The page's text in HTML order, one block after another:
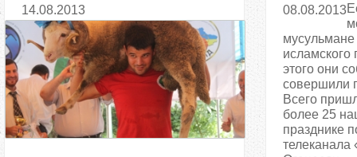
14.08.2013
08.08.2013
мусульмане
этого они
совершили
Всего
более 25
празднике